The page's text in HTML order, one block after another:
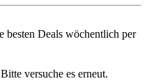
besten Deals wöchentlich per
Bitte versuche es erneut.